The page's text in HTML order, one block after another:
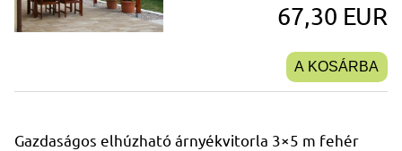
67,30 EUR
A KOSÁRBA
Gazdaságos elhúzható árnyékvitorla 3×5 m fehér